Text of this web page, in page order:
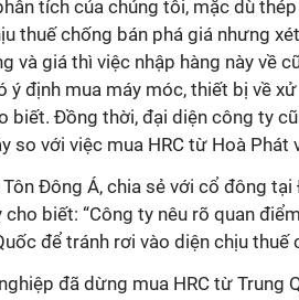
tích của chúng tôi, mặc dù
thuế chống bán phá giá nhưng
và giá thì việc nhập hàng này về
ý định mua máy móc, thiết bị về
biết. Đồng thời, đại diện công ty
so với việc mua HRC từ Hoà Phát
Tôn Đông Á, chia sẻ với cổ đông
cho biết: “Công ty nêu rõ quan
để tránh rơi vào diện chịu thuế
đã dừng mua HRC từ